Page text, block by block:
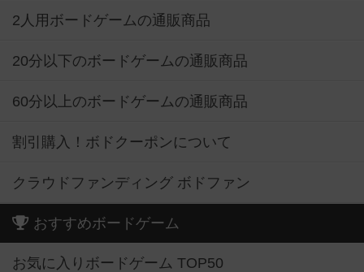
2人用ボードゲームの通販商品
20分以下のボードゲームの通販商品
60分以上のボードゲームの通販商品
割引購入！ボドクーポンについて
クラウドファンディング ボドファン
おすすめボードゲーム
お気に入りボードゲーム TOP50